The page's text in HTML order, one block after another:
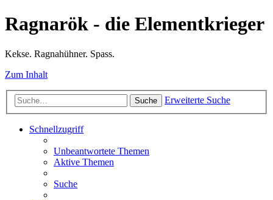
Ragnarök - die Elementkrieger
Kekse. Ragnahühner. Spass.
Zum Inhalt
Suche Erweiterte Suche
Schnellzugriff
Unbeantwortete Themen
Aktive Themen
Suche